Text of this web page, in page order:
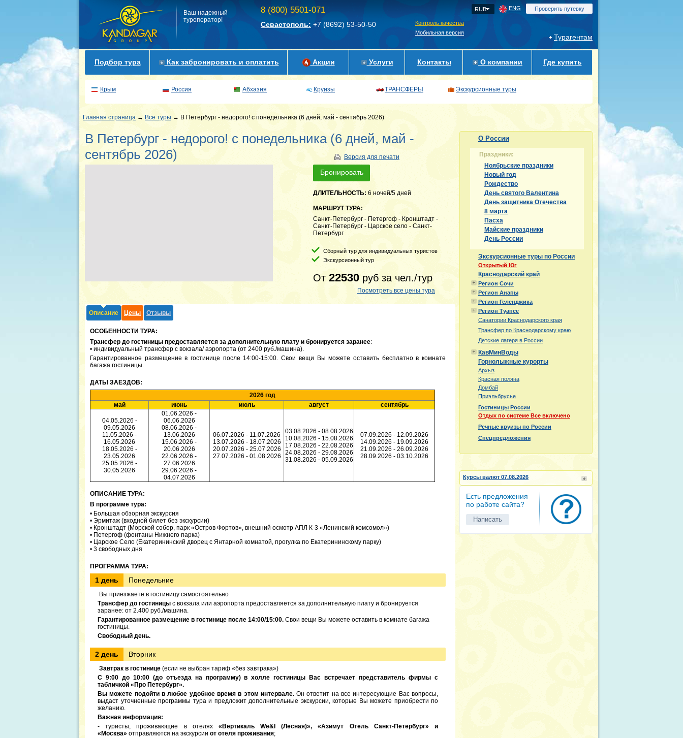
Ваш надежный
туроператор!
8 (800) 5501-071
Севастополь: +7 (8692) 53-50-50
Контроль качества
Мобильная версия
RUB ENG Проверить путевку
Турагентам
Подбор тура Как забронировать и оплатить Акции Услуги Контакты О компании Где купить
Крым Россия Абхазия Круизы ТРАНСФЕРЫ Экскурсионные туры
Главная страница → Все туры → В Петербург - недорого! с понедельника (6 дней, май - сентябрь 2026)
В Петербург - недорого! с понедельника (6 дней, май -
сентябрь 2026)
Версия для печати
Бронировать
ДЛИТЕЛЬНОСТЬ: 6 ночей/5 дней
МАРШРУТ ТУРА:
Санкт-Петербург - Петергоф - Кронштадт -
Санкт-Петербург - Царское село - Санкт-
Петербург
Сборный тур для индивидуальных туристов
Экскурсионный тур
От 22530 руб за чел./тур
Посмотреть все цены тура
Описание Цены Отзывы
ОСОБЕННОСТИ ТУРА:
Трансфер до гостиницы предоставляется за дополнительную плату и бронируется заранее:
• индивидуальный трансфер с вокзала/ аэропорта (от 2400 руб./машина).
Гарантированное размещение в гостинице после 14:00-15:00. Свои вещи Вы можете оставить бесплатно в комнате
багажа гостиницы.
ДАТЫ ЗАЕЗДОВ:
2026 год
май
июнь июль август сентябрь
04.05.2026 -
09.05.2026
11.05.2026 -
16.05.2026
18.05.2026 -
23.05.2026
25.05.2026 -
30.05.2026
01.06.2026 -
06.06.2026
08.06.2026 -
13.06.2026
15.06.2026 -
20.06.2026
22.06.2026 -
27.06.2026
29.06.2026 -
04.07.2026
06.07.2026 - 11.07.2026
13.07.2026 - 18.07.2026
20.07.2026 - 25.07.2026
27.07.2026 - 01.08.2026
03.08.2026 - 08.08.2026
10.08.2026 - 15.08.2026
17.08.2026 - 22.08.2026
24.08.2026 - 29.08.2026
31.08.2026 - 05.09.2026
07.09.2026 - 12.09.2026
14.09.2026 - 19.09.2026
21.09.2026 - 26.09.2026
28.09.2026 - 03.10.2026
ОПИСАНИЕ ТУРА:
В программе тура:
• Большая обзорная экскурсия
• Эрмитаж (входной билет без экскурсии)
• Кронштадт (Морской собор, парк «Остров Фортов», внешний осмотр АПЛ К-3 «Ленинский комсомол»)
• Петергоф (фонтаны Нижнего парка)
• Царское Село (Екатерининский дворец с Янтарной комнатой, прогулка по Екатерининскому парку)
• 3 свободных дня
ПРОГРАММА ТУРА:
1 день Понедельние
Вы приезжаете в гостиницу самостоятельно
Трансфер до гостиницы с вокзала или аэропорта предоставляется за дополнительную плату и бронируется
заранее: от 2.400 руб./машина.
Гарантированное размещение в гостинице после 14:00/15:00. Свои вещи Вы можете оставить в комнате багажа
гостиницы.
Свободный день.
2 день Вторник
Завтрак в гостинице (если не выбран тариф «без завтрака»)
С 9:00 до 10:00 (до отъезда на программу) в холле гостиницы Вас встречает представитель фирмы с
табличкой «Про Петербург».
Вы можете подойти в любое удобное время в этом интервале.Он ответит на все интересующие Вас вопросы,
выдаст уточненные программы тура и предложит дополнительные экскурсии, которые Вы можете приобрести по
желанию.
Важная информация:
- туристы, проживающие в отелях «Вертикаль We&I (Лесная)», «Азимут Отель Санкт-Петербург» и
«Москва» отправляются на экскурсии от отеля проживания;
О России
Праздники:
Ноябрьские праздники
Новый год
Рождество
День святого Валентина
День защитника Отечества
8 марта
Пасха
Майские праздники
День России
Экскурсионные туры по России
Открытый Юг
Краснодарский край
Регион Сочи
Регион Анапы
Регион Геленджика
Регион Туапсе
Санатории Краснодарского края
Трансфер по Краснодарскому краю
Детские лагеря в России
КавМинВоды
Горнолыжные курорты
Архыз
Красная поляна
Домбай
Приэльбрусье
Гостиницы России
Отдых по системе Все включено
Речные круизы по России
Спецпредложения
Курсы валют 07.08.2026
Есть предложения
по работе сайта?
Написать